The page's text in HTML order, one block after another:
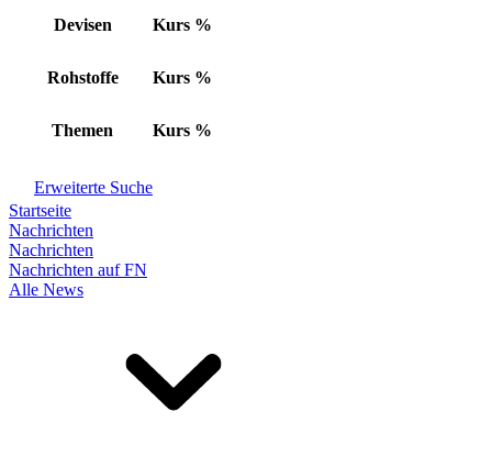
Devisen Kurs %
Rohstoffe Kurs %
Themen Kurs %
Erweiterte Suche
Startseite
Nachrichten
Nachrichten
Nachrichten auf FN
Alle News